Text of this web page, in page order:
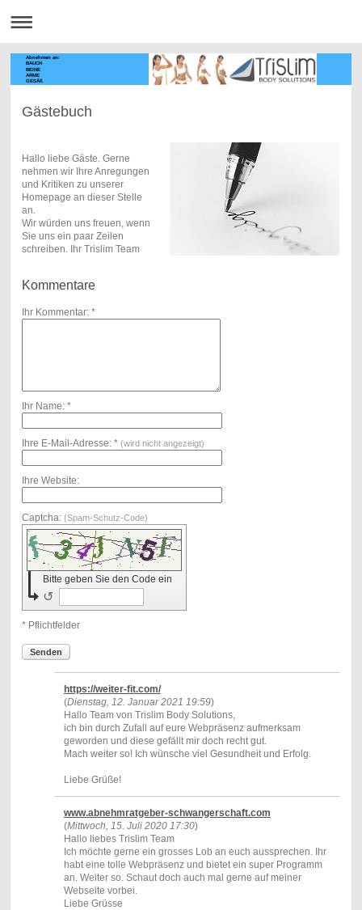
Abnehmen an:
BAUCH
BEINE
ARME
GESÄß
Gästebuch
Hallo liebe Gäste. Gerne
nehmen wir Ihre Anregungen
und Kritiken zu unserer
Homepage an dieser Stelle
an.
Wir würden uns freuen, wenn
Sie uns ein paar Zeilen
schreiben. Ihr Trislim Team
Kommentare
Ihr Kommentar: *
Ihr Name: *
Ihre E-Mail-Adresse: * (wird nicht angezeigt)
Ihre Website:
Captcha: (Spam-Schutz-Code)
Bitte geben Sie den Code ein
↺
* Pflichtfelder
Senden
https://weiter-fit.com/
(Dienstag, 12. Januar 2021 19:59)
Hallo Team von Trislim Body Solutions,
ich bin durch Zufall auf eure Webpräsenz aufmerksam
geworden und diese gefällt mir doch recht gut.
Mach weiter so! Ich wünsche viel Gesundheit und Erfolg.
Liebe Grüße!
www.abnehmratgeber-schwangerschaft.com
(Mittwoch, 15. Juli 2020 17:30)
Hallo liebes Trislim Team
Ich möchte gerne ein grosses Lob an euch aussprechen. Ihr
habt eine tolle Webpräsenz und bietet ein super Programm
an. Weiter so. Schaut doch auch mal gerne auf meiner
Webseite vorbei.
Liebe Grüsse